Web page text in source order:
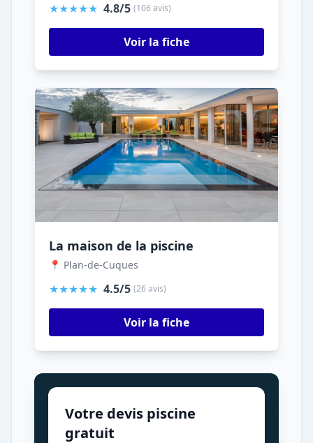
★★★★★ 4.8/5 (106 avis)
Voir la fiche
La maison de la piscine
📍 Plan-de-Cuques
★★★★★ 4.5/5 (26 avis)
Voir la fiche
Votre devis piscine
gratuit